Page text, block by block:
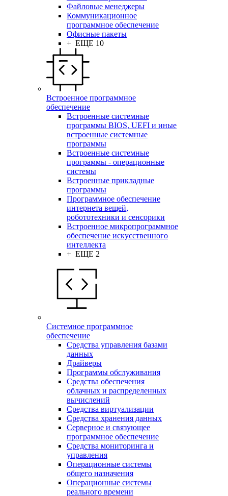
Файловые менеджеры
Коммуникационное
программное обеспечение
Офисные пакеты
+ ЕЩЕ 10
Встроенное программное
обеспечение
Встроенные системные
программы BIOS, UEFI и иные
встроенные системные
программы
Встроенные системные
программы - операционные
системы
Встроенные прикладные
программы
Программное обеспечение
интернета вещей,
робототехники и сенсорики
Встроенное микропрограммное
обеспечение искусственного
интеллекта
+ ЕЩЕ 2
Системное программное
обеспечение
Средства управления базами
данных
Драйверы
Программы обслуживания
Средства обеспечения
облачных и распределенных
вычислений
Средства виртуализации
Средства хранения данных
Серверное и связующее
программное обеспечение
Средства мониторинга и
управления
Операционные системы
общего назначения
Операционные системы
реального времени